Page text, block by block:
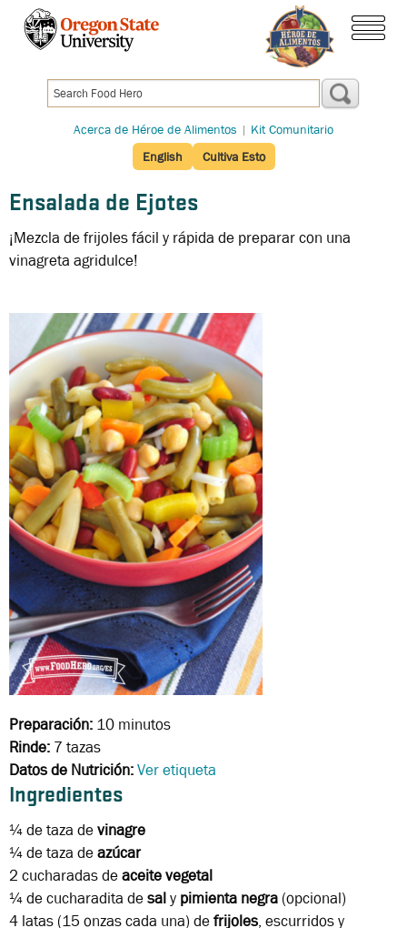
Pasar
principal
Acerca de Héroe de Alimentos | Kit Comunitario
English
Cultiva Esto
Ensalada de Ejotes
¡Mezcla de frijoles fácil y rápida de preparar con una
vinagreta agridulce!
Preparación: 10 minutos
Rinde: 7 tazas
Datos de Nutrición:Ver etiqueta
Ingredientes
¼ de taza devinagre
¼ de taza deazúcar
2 cucharadasdeaceite vegetal
¼ de cucharadita desaly pimienta negra (opcional)
4 latas (15 onzas cada una) defrijoles, escurridos y